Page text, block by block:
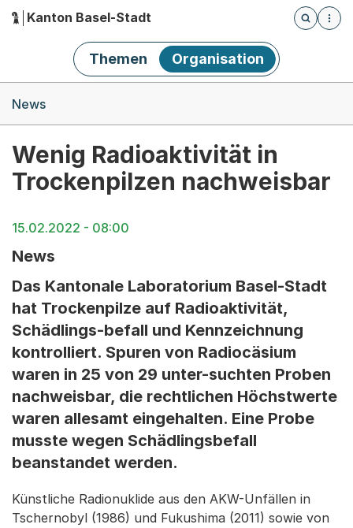
Hauptnavigation
Kanton Basel-Stadt
Öffnet
Themen Organisation
News
Wenig Radioaktivität in
Trockenpilzen nachweisbar
15.02.2022 - 08:00
News
Das Kantonale Laboratorium Basel-Stadt
hat Trockenpilze auf Radioaktivität,
Schädlings-befall und Kennzeichnung
kontrolliert. Spuren von Radiocäsium
waren in 25 von 29 unter-suchten Proben
nachweisbar, die rechtlichen Höchstwerte
waren allesamt eingehalten. Eine Probe
musste wegen Schädlingsbefall
beanstandet werden.
Künstliche Radionuklide aus den AKW-Unfällen in
Tschernobyl (1986) und Fukushima (2011) sowie von